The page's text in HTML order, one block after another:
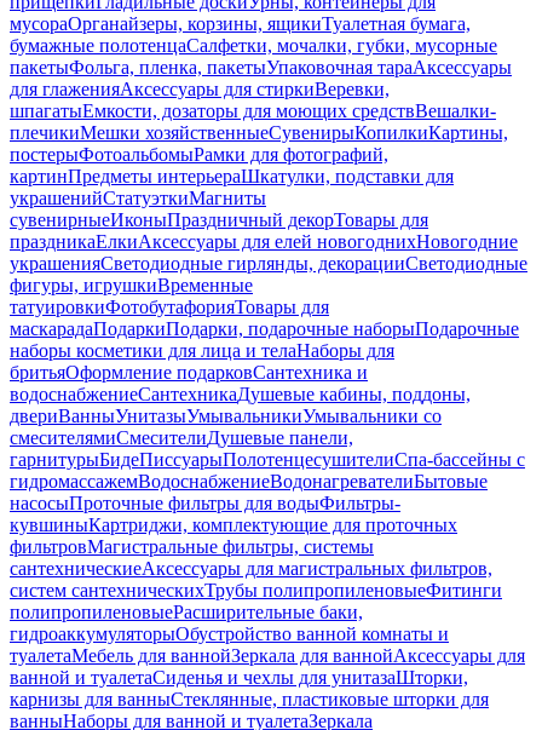
мусораОрганайзеры, корзины, ящикиТуалетная бумага,
бумажные полотенцаСалфетки, мочалки, губки, мусорные
пакетыФольга, пленка, пакетыУпаковочная тараАксессуары
для глаженияАксессуары для стиркиВеревки,
шпагатыЕмкости, дозаторы для моющих средствВешалки-
плечикиМешки хозяйственныеСувенирыКопилкиКартины,
постерыФотоальбомыРамки для фотографий,
картинПредметы интерьераШкатулки, подставки для
украшенийСтатуэткиМагниты
сувенирныеИконыПраздничный декорТовары для
праздникаЕлкиАксессуары для елей новогоднихНовогодние
украшенияСветодиодные гирлянды, декорацииСветодиодные
фигуры, игрушкиВременные
татуировкиФотобутафорияТовары для
маскарадаПодаркиПодарки, подарочные наборыПодарочные
наборы косметики для лица и телаНаборы для
бритьяОформление подарковСантехника и
водоснабжениеСантехникаДушевые кабины, поддоны,
двериВанныУнитазыУмывальникиУмывальники со
смесителямиСмесителиДушевые панели,
гарнитурыБидеПиссуарыПолотенцесушителиСпа-бассейны с
гидромассажемВодоснабжениеВодонагревателиБытовые
насосыПроточные фильтры для водыФильтры-
кувшиныКартриджи, комплектующие для проточных
фильтровМагистральные фильтры, системы
сантехническиеАксессуары для магистральных фильтров,
систем сантехническихТрубы полипропиленовыеФитинги
полипропиленовыеРасширительные баки,
гидроаккумуляторыОбустройство ванной комнаты и
туалетаМебель для ваннойЗеркала для ваннойАксессуары для
ванной и туалетаСиденья и чехлы для унитазаШторки,
карнизы для ванныСтеклянные, пластиковые шторки для
ванныНаборы для ванной и туалетаЗеркала